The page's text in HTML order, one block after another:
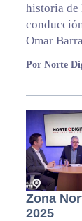
historia de
Omar
Por Norte
Zona
2025